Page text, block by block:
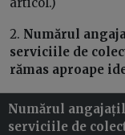
2. Numărul
serviciile de
rămas aproape
Numărul
serviciile de